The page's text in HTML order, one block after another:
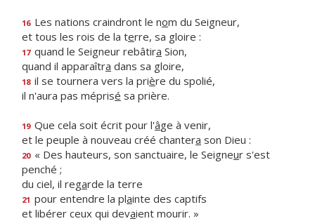
16 Les nations craindront le nom du Seigneur,
et tous les rois de la terre, sa gloire :
17 quand le Seigneur rebâtira Sion,
quand il apparaîtra dans sa gloire,
18 il se tournera vers la prière du spolié,
il n'aura pas méprisé sa prière.
19 Que cela soit écrit pour l'âge à venir,
et le peuple à nouveau créé chantera son Dieu :
20 « Des hauteurs, son sanctuaire, le Seigneur s'est
penché ;
du ciel, il regarde la terre
21 pour entendre la plainte des captifs
et libérer ceux qui devaient mourir. »